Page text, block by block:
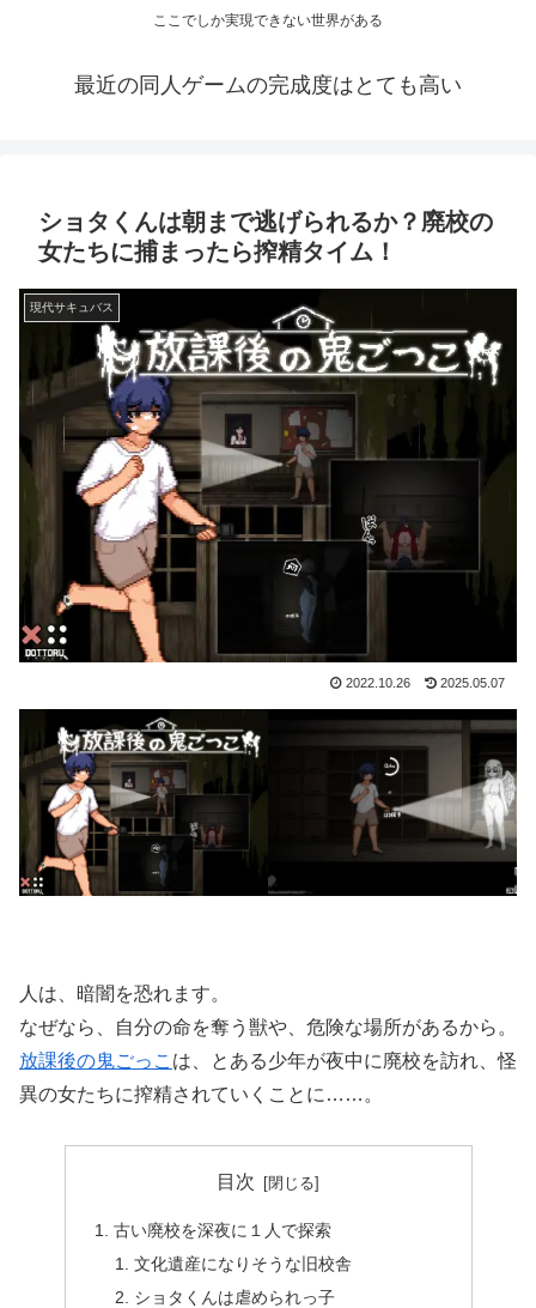
ここでしか実現できない世界がある
最近の同人ゲームの完成度はとても高い
ショタくんは朝まで逃げられるか？廃校の
女たちに捕まったら搾精タイム！
現代サキュバス
2022.10.26 2025.05.07
人は、暗闇を恐れます。
なぜなら、自分の命を奪う獣や、危険な場所があるから。
放課後の鬼ごっこ は、とある少年が夜中に廃校を訪れ、怪
異の女たちに搾精されていくことに……。
目次
古い廃校を深夜に１人で探索
文化遺産になりそうな旧校舎
ショタくんは虐められっ子